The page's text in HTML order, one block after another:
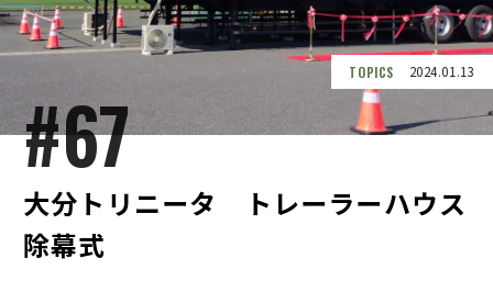
TOPICS 2024.01.13
#67
大分トリニータ トレーラーハウス
除幕式